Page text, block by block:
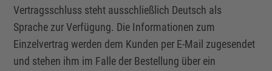
Vertragsschluss steht ausschließlich Deutsch als
Sprache zur Verfügung. Die Informationen zum
Einzelvertrag werden dem Kunden per E-Mail zugesendet
und stehen ihm im Falle der Bestellung über ein